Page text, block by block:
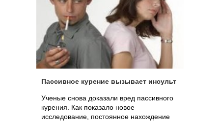
Пассивное курение вызывает инсульт
Ученые снова доказали вред пассивного
курения. Как показало новое
исследование, постоянное нахождение